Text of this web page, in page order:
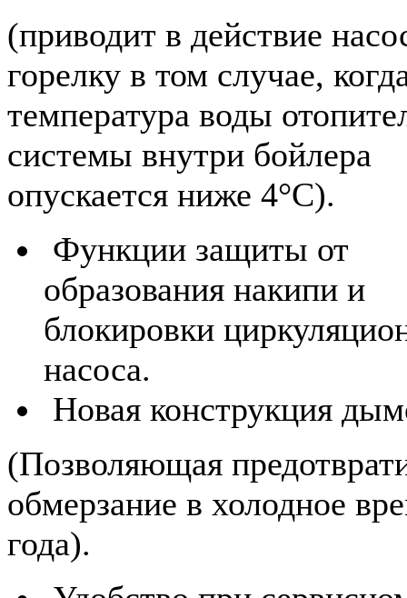
(приводит в действие
горелку в том случае,
температура воды
системы внутри бойлера
опускается ниже 4°C).
Функции защиты от
образования накипи и
блокировки
насоса.
Новая конструкция
(Позволяющая
обмерзание в холодное
года).